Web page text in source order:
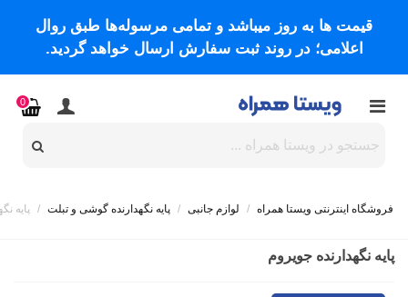
قیمت ها به روز میباشد و تمامی مرسوله‌ها طبق روال
اعلامی؛ در روند ثبت سفارش ارسال خواهد گردید.
0
فروشگاه اینترنتی ویستا همراه / لوازم جانبی / پایه نگهدارنده گوشی و تبلت / پایه
پایه نگهدارنده جویروم